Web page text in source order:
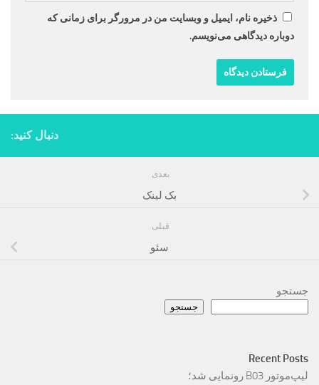
ذخیره نام، ایمیل و وبسایت من در مرورگر برای زمانی که
دوباره دیدگاهی می‌نویسم.
دنبال کنید:
بعدی
بک لینک
قبلی
سئو
جستجو
جستجو
Recent Posts
لیپ‌موتور B03 رونمایی شد؛